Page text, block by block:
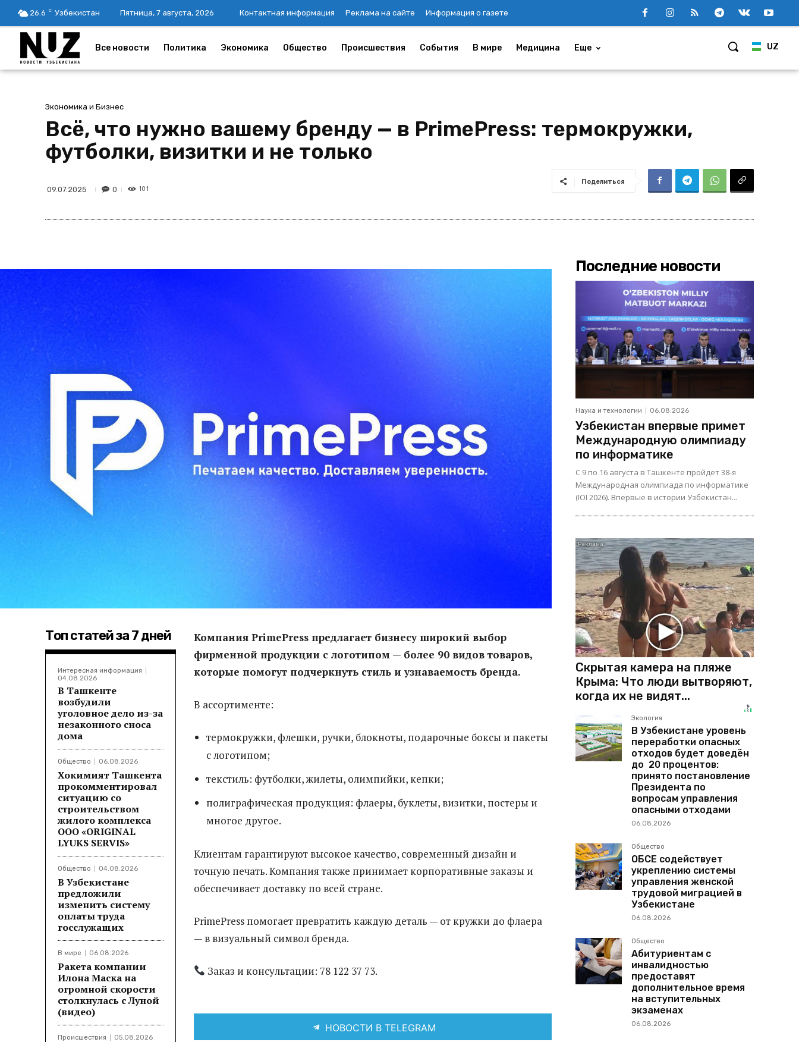
26.6 C Узбекистан Пятница, 7 августа, 2026 Контактная информация Реклама на сайте Информация о газете
UZ
Все новости Политика Экономика Общество Происшествия События В мире Медицина Еще
Экономика и Бизнес
Всё, что нужно вашему бренду — в PrimePress: термокружки,
футболки, визитки и не только
09.07.2025 0 101
Поделиться
Топ статей за 7 дней
Интересная информация
04.08.2026
В Ташкенте
возбудили
уголовное дело из-за
незаконного сноса
дома
Общество 06.08.2026
Хокимият Ташкента
прокомментировал
ситуацию со
строительством
жилого комплекса
ООО «ORIGINAL
LYUKS SERVIS»
Общество 04.08.2026
В Узбекистане
предложили
изменить систему
оплаты труда
госслужащих
В мире 06.08.2026
Ракета компании
Илона Маска на
огромной скорости
столкнулась с Луной
(видео)
Происшествия 05.08.2026
Компания PrimePress предлагает бизнесу широкий выбор
фирменной продукции с логотипом — более 90 видов товаров,
которые помогут подчеркнуть стиль и узнаваемость бренда.
В ассортименте:
термокружки, флешки, ручки, блокноты, подарочные боксы и пакеты
с логотипом;
текстиль: футболки, жилеты, олимпийки, кепки;
полиграфическая продукция: флаеры, буклеты, визитки, постеры и
многое другое.
Клиентам гарантируют высокое качество, современный дизайн и
точную печать. Компания также принимает корпоративные заказы и
обеспечивает доставку по всей стране.
PrimePress помогает превратить каждую деталь — от кружки до флаера
— в визуальный символ бренда.
Заказ и консультации: 78 122 37 73.
НОВОСТИ В TELEGRAM
Последние новости
Наука и технологии 06.08.2026
Узбекистан впервые примет
Международную олимпиаду
по информатике
С 9 по 16 августа в Ташкенте пройдет 38-я
Международная олимпиада по информатике
(IOI 2026). Впервые в истории Узбекистан...
Скрытая камера на пляже
Крыма: Что люди вытворяют,
когда их не видят...
Экология
В Узбекистане уровень
переработки опасных
отходов будет доведён
до 20 процентов:
принято постановление
Президента по
вопросам управления
опасными отходами
06.08.2026
Общество
ОБСЕ содействует
укреплению системы
управления женской
трудовой миграцией в
Узбекистане
06.08.2026
Общество
Абитуриентам с
инвалидностью
предоставят
дополнительное время
на вступительных
экзаменах
06.08.2026